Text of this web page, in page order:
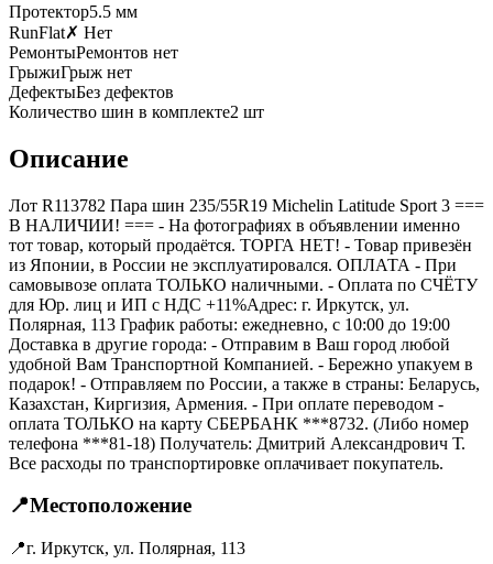
Протектор5.5 мм
RunFlat✗ Нет
РемонтыРемонтов нет
ГрыжиГрыж нет
ДефектыБез дефектов
Количество шин в комплекте2 шт
Описание
Лот R113782 Пара шин 235/55R19 Michelin Latitude Sport 3 ===
B НАЛИЧИИ! === - На фотографиях в объявлении именно
тот товар, который продаётся. ТОРГА НЕТ! - Товар привезён
из Японии, в России не эксплуатировался. ОПЛАТА - При
самовывозе оплата ТОЛЬКО наличными. - Оплата по СЧЁТУ
для Юр. лиц и ИП с НДС +11%Адрес: г. Иркутск, ул.
Полярная, 113 График работы: ежедневно, с 10:00 до 19:00
Доставка в другие города: - Отправим в Ваш город любой
удобной Вам Транспортной Компанией. - Бережно упакуем в
подарок! - Отправляем по России, а также в страны: Беларусь,
Казахстан, Киргизия, Армения. - При оплате переводом -
оплата ТОЛЬКО на карту СБЕРБАНК ***8732. (Либо номер
телефона ***81-18) Получатель: Дмитрий Александрович Т.
Все расходы по транспортировке оплачивает покупатель.
📍Местоположение
📍г. Иркутск, ул. Полярная, 113